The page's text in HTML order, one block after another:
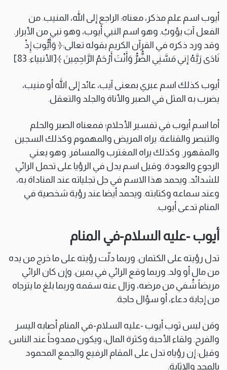
أيوب اسم علم مذكر، معناه: الراجع إلى الله، المنيب. من
الفعل آبَ يؤوبُ. وهو اسم النبي أيوب، وهو نبي من الأبرار.
وقد ورد ذكره في القرآن الكريم بقوله تعالى:﴿ وَأَيُّوبَ إِذْ
نَادَى رَبَّهُ إني مَسَّنِي الضُّرُّ وَأَنْتَ أَرْحَمُ الرَّاحِمِينَ ﴾[الأنبياء: 83]
أيوب كذلك اسم عبري بمعنى آيب، عائد إلى الله أو منيب،
يضرب به المثل في الصبر والأناة والجلد والتعقل.
أما اسم أيوب في تفسير الأحلام؛ فمعناه الصبر والحلم
والتبصر والقناعة. يراه المريض والمهموم وكذلك السجين
والمقهور. وكذلك يراه المغترب والمسافر. وهو يعني
الرجوع والعودة. وقيل اسم يدل في الرؤيا على تحمل الرائي
للشدائد. ويحمد هذا الاسم في جل تجلياته عند المناداة به،
وعند سماعه وكتابته. ويحمد أيضا عند رؤية شخصية في
المنام تدعى أيوب.
أيوب -عليه السلام-في المنام
تدل رؤيته على الكتمان. وربما دلّت رؤيته على ما خرج من يده
من مال أو ولد. وربما وقع الرائي في يمين. وإن كان الرائي
مريضاً شُفي من مرضه، وزال عنه سقمه وربما بلغ ما يترجاه
من إجابة دعاء، أو سؤال حاجة.
ومَن لبس ثوب أيوب -عليه السلام-في المنام أصابه اليسر
والفرح. ولقاء الأحبة وكثرة المال، ويكون ممدوحاً عند الناس.
وقيل: إن رؤياه تدل على المقام الرفيع والجمع المحمود
بالمجد والإثابة.